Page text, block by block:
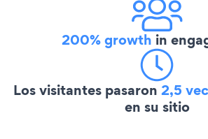
200% growth in
Los visitantes pasaron 2,5
en su sitio